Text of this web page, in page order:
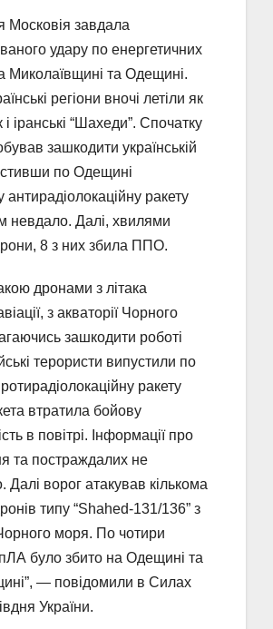
Московія завдала
удару по енергетичних
Миколаївщині та Одещині.
регіони вночі летіли як
і іранські “Шахеди”. Спочатку
зашкодити українській
по Одещині
антирадіолокаційну ракету
невдало. Далі, хвилями
8 з них збила ППО.
дронами з літака
з акваторії Чорного
зашкодити роботі
терористи випустили по
ракету
втратила бойову
в повітрі. Інформації про
та постраждалих не
Далі ворог атакував кількома
типу “Shahed-131/136” з
моря. По чотири
було збито на Одещині та
— повідомили в Силах
України.